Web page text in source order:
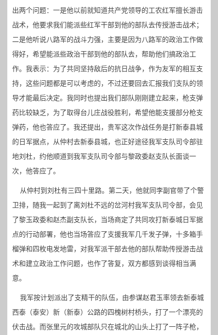
出两个问题：一是他以前就知道共产党领导的工农红军擅长游击
战术，他要求我们能派些红军干部到他的部队去传授游击战术；
二是他听说八路军的战斗力强，主要是因为八路军的政治工作做
得好，希望能派些政治干部到他的部队去，帮助他们搞政治工
作。我表示：为了共同坚持敌后的抗日战争，作为友军的相互支
持，这些问题都是可以考虑的，不过还要回去汇报我们支队的领
导才能最后决定。我同时也提出我们部队刚刚建立起来，枪支弹
药比较缺乏，为了取得台儿庄战役胜利，希望他能支援部分枪支
弹药，他也答应了。我还提出，贵军这次作战任务是打新泰县城
的日军据点，从仲村去新泰县城，也正好途径我军支队司令部驻
地刘杜，约他顺道到我军支队司令部与黎政委赵支队长面谈一
次，他答应了。
从仲村到刘杜有三四十里路。第二天，他就同李副官带了个警
卫排，随我一起到了离刘杜不远的岔河村我军支队司令部，会见
了黎玉政委和赵杰副支队长，当场商定了共同攻打新泰城日军据
点的行动部署，他也当场答应了支援我军几千发子弹，十多箱手
榴弹和四枚电发地雷，对我军派干部去他的部队帮助传授游击战
术和建立政治工作问题，也作了答复，双方都感到谈得相当满
意。
我军按计划派出了支精干的队伍，由参谋赵君玉率领去新泰城
西泰（泰安）新（新泰）公路的四槐树村桥头，打了一个漂亮的
伏击战。而张里元的攻城部队只在城北的山头上打了一阵子枪，